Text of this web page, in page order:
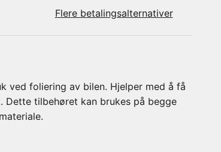
Flere betalingsalternativer
ved foliering av bilen. Hjelper med å få
tilbehøret kan brukes på begge